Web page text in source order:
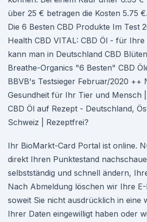
über 25 € betragen die Kosten 5.75
Die 6 Besten CBD Produkte Im Test
Health CBD VITAL: CBD Öl - für Ihre
kann man in Deutschland CBD Blüten
Breathe-Organics "6 Besten" CBD
BBVB's Testsieger Februar/2020 ++
Gesundheit für Ihr Tier und Mensch
CBD Öl auf Rezept - Deutschland,
Schweiz | Rezeptfrei?
Ihr BioMarkt-Card Portal ist online.
direkt Ihren Punktestand
selbstständig und schnell ändern,
Nach Abmeldung löschen wir Ihre
soweit Sie nicht ausdrücklich in eine
Ihrer Daten eingewilligt haben oder